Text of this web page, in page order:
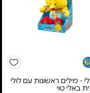
לי - מילים ראשונות עם לולי
באלי טוי